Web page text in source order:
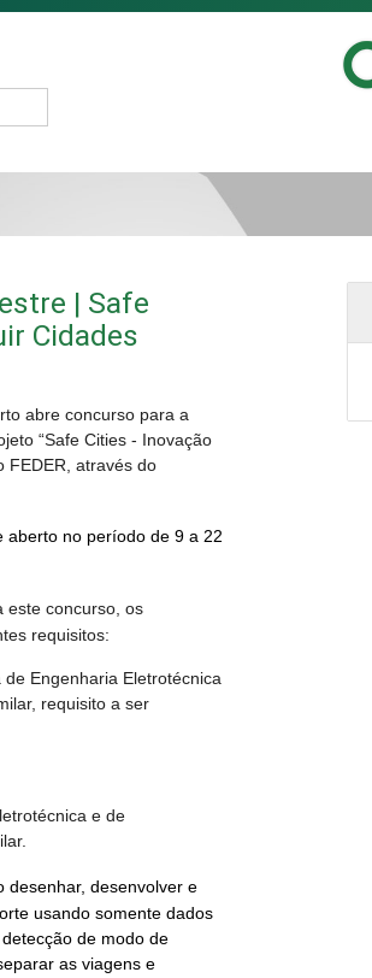
| Safe
Cidades
abre concurso para a
“Safe Cities - Inovação
FEDER, através do
aberto no período de 9 a 22
este concurso, os
requisitos:
Engenharia Eletrotécnica
requisito a ser
e de
desenhar, desenvolver e
usando somente dados
de modo de
as viagens e